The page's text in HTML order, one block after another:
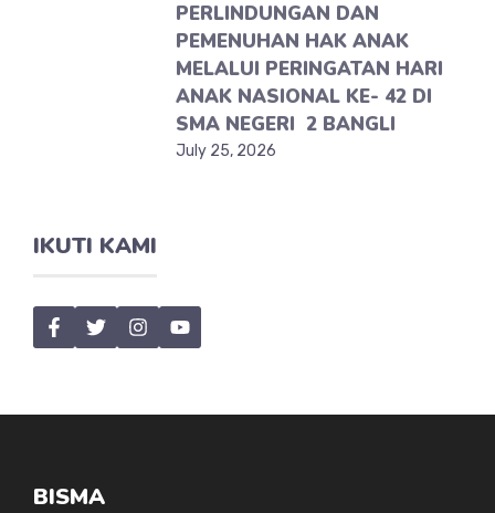
PERLINDUNGAN DAN
PEMENUHAN HAK ANAK
MELALUI PERINGATAN HARI
ANAK NASIONAL KE- 42 DI
SMA NEGERI 2 BANGLI
July 25, 2026
IKUTI KAMI
BISMA